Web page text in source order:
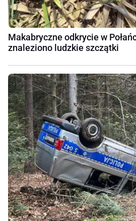
Makabryczne odkrycie w
znaleziono ludzkie szczątki